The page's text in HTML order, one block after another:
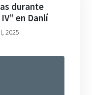
durante
en Danlí
2025